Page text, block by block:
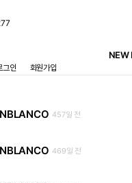
잘했거든요
데
NEW
그인 회원가입
457일 전
469일 전